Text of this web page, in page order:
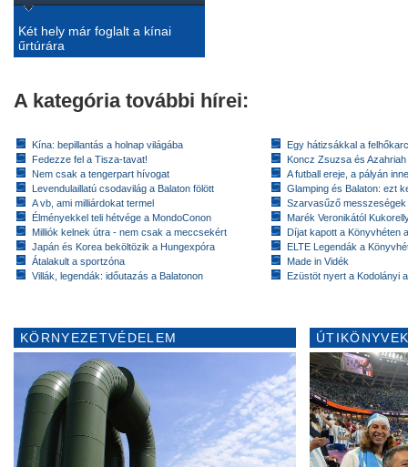
Két hely már foglalt a kínai
űrtúrára
A kategória további hírei:
Kína: bepillantás a holnap világába
Fedezze fel a Tisza-tavat!
Nem csak a tengerpart hívogat
Levendulaillatú csodavilág a Balaton fölött
A vb, ami milliárdokat termel
Élményekkel teli hétvége a MondoConon
Milliók kelnek útra - nem csak a meccsekért
Japán és Korea beköltözik a Hungexpóra
Átalakult a sportzóna
Villák, legendák: időutazás a Balatonon
Egy hátizsákkal a
Koncz Zsuzsa és
A futball ereje, a pályán
Glamping és Balaton: ezt
Szarvasűző messzeségek
Marék Veronikától
Díjat kapott a Könyvhéten
ELTE Legendák a
Made in Vidék
Ezüstöt nyert a Kodolányi
KÖRNYEZETVÉDELEM